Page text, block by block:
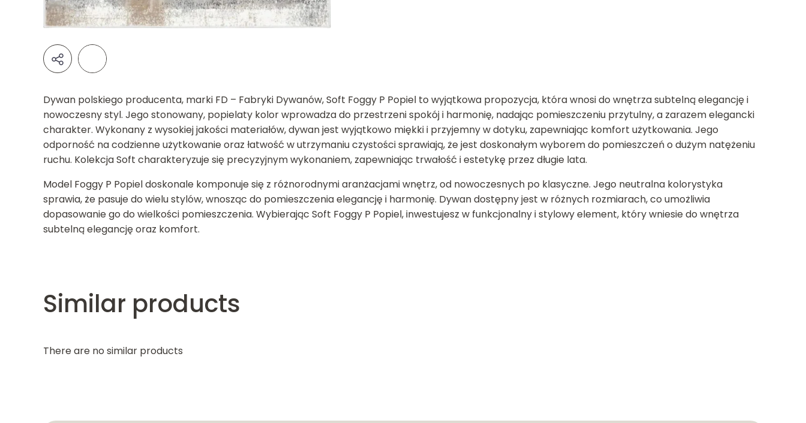
Dywan polskiego producenta, marki FD – Fabryki Dywanów, Soft Foggy P Popiel to wyjątkowa propozycja, która wnosi do wnętrza subtelną elegancję i
nowoczesny styl. Jego stonowany, popielaty kolor wprowadza do przestrzeni spokój i harmonię, nadając pomieszczeniu przytulny, a zarazem elegancki
charakter. Wykonany z wysokiej jakości materiałów, dywan jest wyjątkowo miękki i przyjemny w dotyku, zapewniając komfort użytkowania. Jego
odporność na codzienne użytkowanie oraz łatwość w utrzymaniu czystości sprawiają, że jest doskonałym wyborem do pomieszczeń o dużym natężeniu
ruchu. Kolekcja Soft charakteryzuje się precyzyjnym wykonaniem, zapewniając trwałość i estetykę przez długie lata.
Model Foggy P Popiel doskonale komponuje się z różnorodnymi aranżacjami wnętrz, od nowoczesnych po klasyczne. Jego neutralna kolorystyka
sprawia, że pasuje do wielu stylów, wnosząc do pomieszczenia elegancję i harmonię. Dywan dostępny jest w różnych rozmiarach, co umożliwia
dopasowanie go do wielkości pomieszczenia. Wybierając Soft Foggy P Popiel, inwestujesz w funkcjonalny i stylowy element, który wniesie do wnętrza
subtelną elegancję oraz komfort.
Similar products
There are no similar products